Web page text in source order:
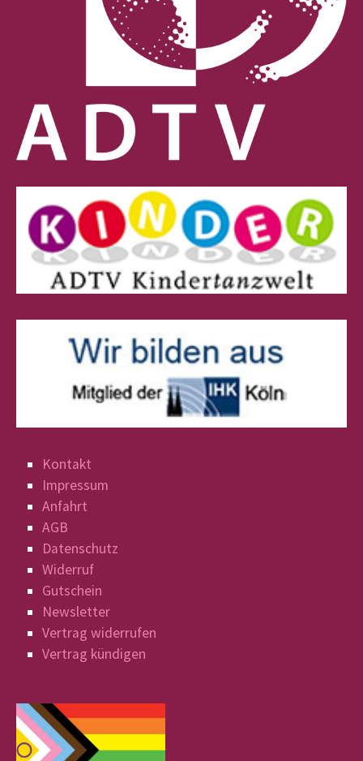
Kontakt
Impressum
Anfahrt
AGB
Datenschutz
Widerruf
Gutschein
Newsletter
Vertrag widerrufen
Vertrag kündigen